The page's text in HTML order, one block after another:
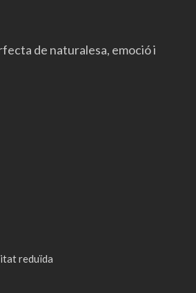
de naturalesa, emoció i
reduïda